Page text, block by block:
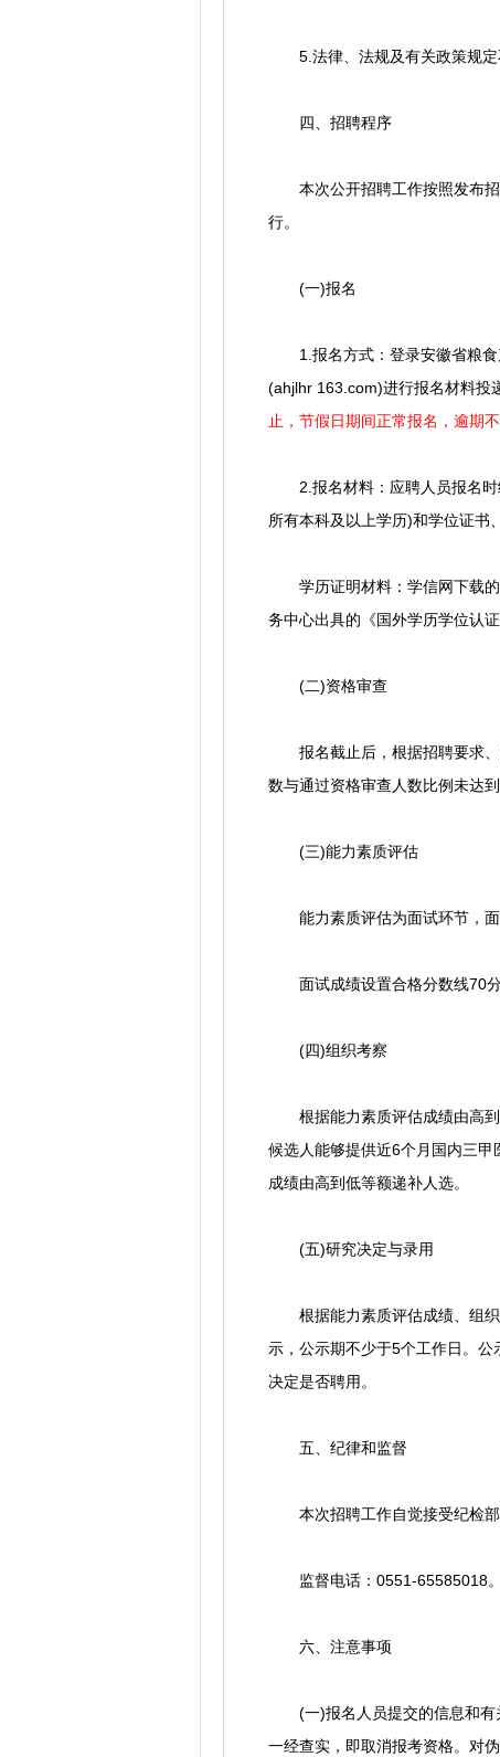
5.法律、法规及有关政策规定
四、招聘程序
本次公开招聘工作按照发布招
行。
(一)报名
1.报名方式：登录安徽省粮食
(ahjlhr 163.com)进行报名材料投
止，节假日期间正常报名，逾期不
2.报名材料：应聘人员报名时
所有本科及以上学历)和学位证书
学历证明材料：学信网下载的
务中心出具的《国外学历学位认
(二)资格审查
报名截止后，根据招聘要求、
数与通过资格审查人数比例未达
(三)能力素质评估
能力素质评估为面试环节，面
面试成绩设置合格分数线70分
(四)组织考察
根据能力素质评估成绩由高到
候选人能够提供近6个月国内三
成绩由高到低等额递补人选。
(五)研究决定与录用
根据能力素质评估成绩、组织
示，公示期不少于5个工作日。
决定是否聘用。
五、纪律和监督
本次招聘工作自觉接受纪检部
监督电话：0551-65585018。
六、注意事项
(一)报名人员提交的信息和有关
一经查实，即取消报考资格。对